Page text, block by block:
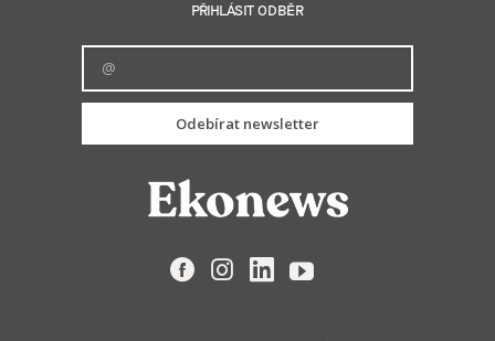
PŘIHLÁSIT ODBĚR
Odebírat newsletter
FacebookInstagramLinkedIn
YouTube